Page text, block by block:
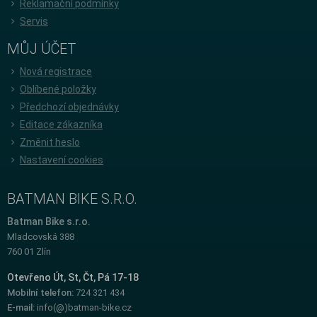
Reklamační podmínky
Servis
MŮJ ÚČET
Nová registrace
Oblíbené položky
Předchozí objednávky
Editace zákazníka
Změnit heslo
Nastavení cookies
BATMAN BIKE S.R.O.
Batman Bike s.r.o.
Mladcovská 388
760 01 Zlín
Otevřeno Út, St, Čt, Pá 17-18
Mobilní telefon: 724 321 434
E-mail: info(@)batman-bike.cz